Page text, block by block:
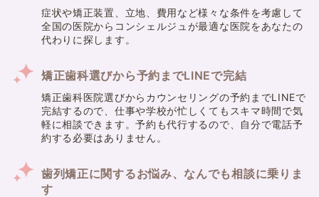
症状や矯正装置、立地、費用など様々な条件を考慮して
全国の医院からコンシェルジュが最適な医院をあなたの
代わりに探します。
矯正歯科選びから予約までLINEで完結
矯正歯科医院選びからカウンセリングの予約までLINEで
完結するので、仕事や学校が忙しくてもスキマ時間で気
軽に相談できます。予約も代行するので、自分で電話予
約する必要はありません。
歯列矯正に関するお悩み、なんでも相談に乗りま
す